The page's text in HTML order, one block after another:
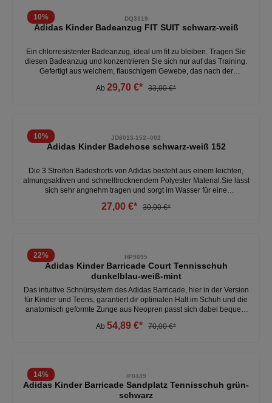
Bund mit Kordelzug - atmungaktiv - feuchtigkeitsableitend - 100%
Polyester Weitere Kinder Shorts unter: Kinder- Kleidung- Shorts
10% DQ3319
Adidas Kinder Badeanzug FIT SUIT schwarz-weiß
Ein chlorresistenter Badeanzug, ideal um fit zu bleiben. Tragen Sie
diesen Badeanzug und konzentrieren Sie sich nur auf das Training.
Gefertigt aus weichem, flauschigem Gewebe, das nach der
Kreuzgurt mit X gekreuzt und einen mittelgroßen Girogamba. Ideal
Garn aus recycelten Fischernetzen und Nylonabfällen.
Ab 29,70 €* 33,00 €*
10% JD8013-152--002
Adidas Kinder Badehose schwarz-weiß 152
Die 3 Streifen Badeshorts von Adidas besteht aus einem leichten,
atmungsaktiven und schnelltrocknendem Polyester Material.Sie lässt
sich sehr angnehm tragen und sorgt im Wasser für eine
klassichen 3 Streifen.- Material: Polyester- Verschlussart: Lanyard-
27,00 €* 30,00 €*
22% HP9695
Adidas Kinder Barricade Court Tennisschuh
dunkelblau-weiß-mint
Das intuitive Schnürsystem des Adidas Barricade, hier in der Version
für Kinder und Teens, garantiert dir optimalen Halt im Schuh und die
anatomisch geformte Zunge aus Neopren passt sich dabei bequem
lässt mit kleinen Schaumstoff-Inlays, den sogenannten Sensepods,
Plus an Stabilität und Tragekomfort. Das Obermaterial besteht zu
mindestens 50 % aus recycelten Materialien. - Torsion System für
eine optimierte Bewegungsfreiheit von Rück- zu Vorfuß -
Obermaterial aus Mesh - Gummiaußensohle
Ab 54,89 €* 70,00 €*
14% IF0449
Adidas Kinder Barricade Sandplatz Tennisschuh grün-
schwarz